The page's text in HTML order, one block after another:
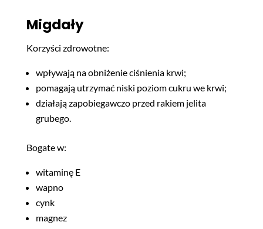
Migdały
Korzyści zdrowotne:
wpływają na obniżenie ciśnienia krwi;
pomagają utrzymać niski poziom cukru we krwi;
działają zapobiegawczo przed rakiem jelita
grubego.
Bogate w:
witaminę E
wapno
cynk
magnez